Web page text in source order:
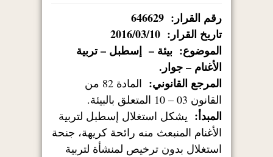
رقم القرار: 646629
تاريخ القرار: 2016/03/10
الموضوع: بيئة – إسطبل – تربية
الأغنام – جوار.
المرجع القانوني:
المادة 82 من
القانون 03 – 10 المتعلق بالبيئة.
المبدأ: يشكل استغلال إسطبل لتربية
الأغنام المنبعث منه رائحة كريهة، جنحة
استغلال بدون ترخيص لمنشأة لتربية